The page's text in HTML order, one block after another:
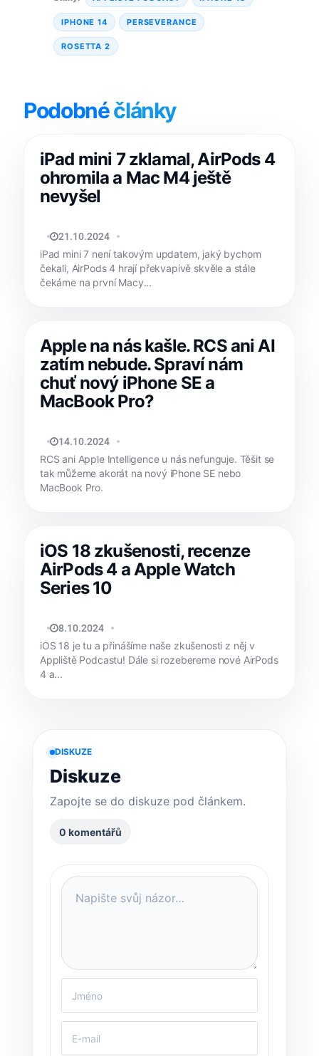
IPHONE 14 PERSEVERANCE
ROSETTA 2
Podobnéčlánky
iPad mini 7 zklamal, AirPods 4
ohromila a Mac M4 ještě
nevyšel
TOMÁŠ SVOBODA
21.10.2024
iPad mini 7 není takovým updatem, jaký bychom
čekali, AirPods 4 hrají překvapivě skvěle a stále
čekáme na první Macy...
Apple na nás kašle. RCS ani AI
zatím nebude. Spraví nám
chuť nový iPhone SE a
MacBook Pro?
TOMÁŠ SVOBODA
14.10.2024
RCS ani Apple Intelligence u nás nefunguje. Těšit se
tak můžeme akorát na nový iPhone SE nebo
MacBook Pro.
iOS 18 zkušenosti, recenze
AirPods 4 a Apple Watch
Series 10
TOMÁŠ SVOBODA
8.10.2024
iOS 18 je tu a přinášíme naše zkušenosti z něj v
Appliště Podcastu! Dále si rozebereme nové AirPods
4 a...
DISKUZE
Diskuze
Zapojte se do diskuze pod článkem.
0 komentářů